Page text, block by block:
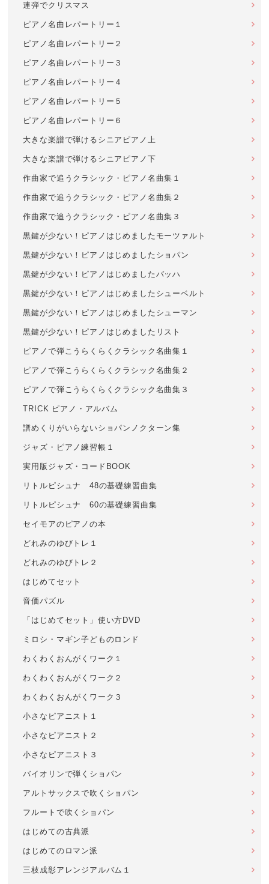
連弾でクリスマス
ピアノ名曲レパートリー１
ピアノ名曲レパートリー２
ピアノ名曲レパートリー３
ピアノ名曲レパートリー４
ピアノ名曲レパートリー５
ピアノ名曲レパートリー６
大きな楽譜で弾けるシニアピアノ上
大きな楽譜で弾けるシニアピアノ下
作曲家で追うクラシック・ピアノ名曲集１
作曲家で追うクラシック・ピアノ名曲集２
作曲家で追うクラシック・ピアノ名曲集３
黒鍵が少ない！ピアノはじめましたモーツァルト
黒鍵が少ない！ピアノはじめましたショパン
黒鍵が少ない！ピアノはじめましたバッハ
黒鍵が少ない！ピアノはじめましたシューベルト
黒鍵が少ない！ピアノはじめましたシューマン
黒鍵が少ない！ピアノはじめましたリスト
ピアノで弾こうらくらくクラシック名曲集１
ピアノで弾こうらくらくクラシック名曲集２
ピアノで弾こうらくらくクラシック名曲集３
TRICK ピアノ・アルバム
譜めくりがいらないショパンノクターン集
ジャズ・ピアノ練習帳１
実用版ジャズ・コードBOOK
リトルピシュナ 48の基礎練習曲集
リトルピシュナ 60の基礎練習曲集
セイモアのピアノの本
どれみのゆびトレ１
どれみのゆびトレ２
はじめてセット
音価パズル
「はじめてセット」使い方DVD
ミロシ・マギン子どものロンド
わくわくおんがくワーク１
わくわくおんがくワーク２
わくわくおんがくワーク３
小さなピアニスト１
小さなピアニスト２
小さなピアニスト３
バイオリンで弾くショパン
アルトサックスで吹くショパン
フルートで吹くショパン
はじめての古典派
はじめてのロマン派
三枝成彰アレンジアルバム１